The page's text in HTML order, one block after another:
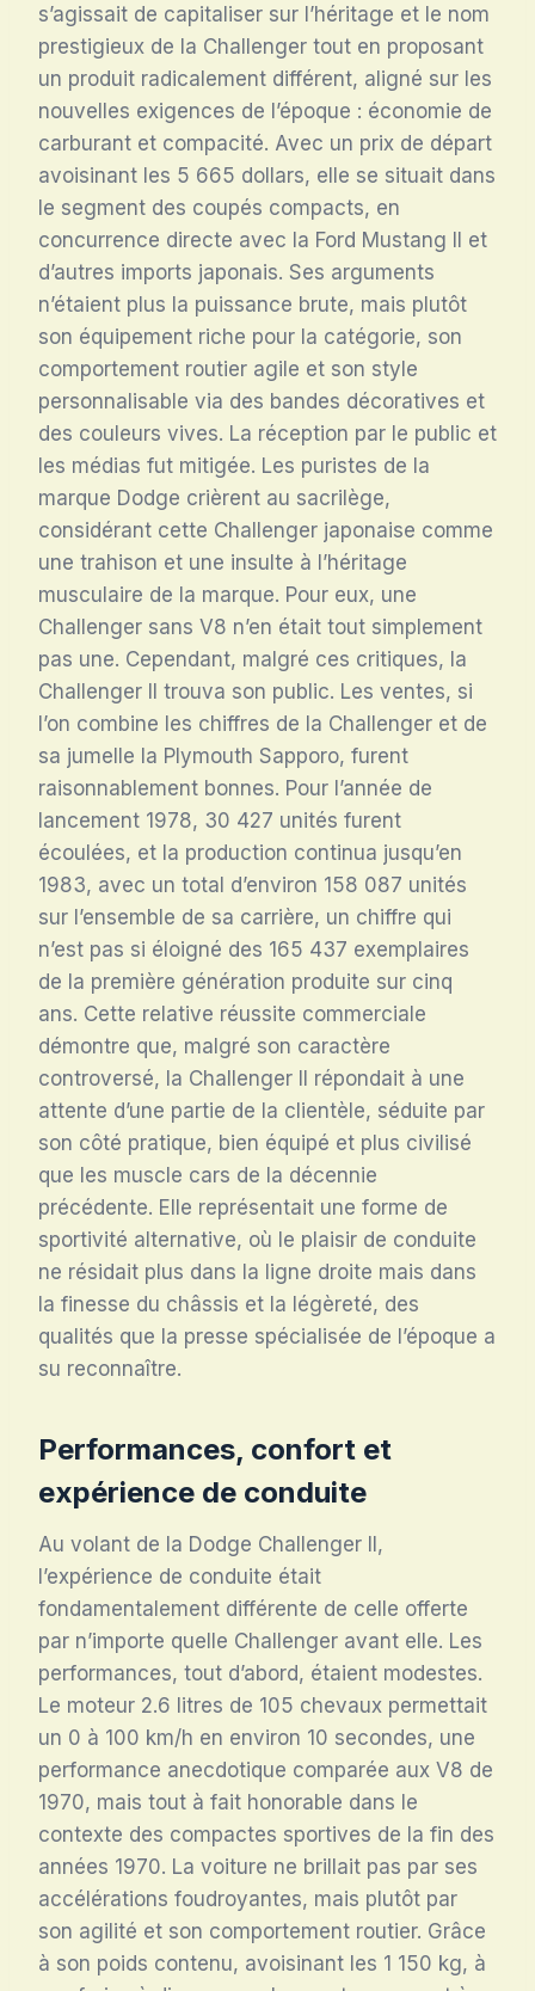
s’agissait de capitaliser sur l’héritage et le nom
prestigieux de la Challenger tout en proposant
un produit radicalement différent, aligné sur les
nouvelles exigences de l’époque : économie de
carburant et compacité. Avec un prix de départ
avoisinant les 5 665 dollars, elle se situait dans
le segment des coupés compacts, en
concurrence directe avec la Ford Mustang II et
d’autres imports japonais. Ses arguments
n’étaient plus la puissance brute, mais plutôt
son équipement riche pour la catégorie, son
comportement routier agile et son style
personnalisable via des bandes décoratives et
des couleurs vives. La réception par le public et
les médias fut mitigée. Les puristes de la
marque Dodge crièrent au sacrilège,
considérant cette Challenger japonaise comme
une trahison et une insulte à l’héritage
musculaire de la marque. Pour eux, une
Challenger sans V8 n’en était tout simplement
pas une. Cependant, malgré ces critiques, la
Challenger II trouva son public. Les ventes, si
l’on combine les chiffres de la Challenger et de
sa jumelle la Plymouth Sapporo, furent
raisonnablement bonnes. Pour l’année de
lancement 1978, 30 427 unités furent
écoulées, et la production continua jusqu’en
1983, avec un total d’environ 158 087 unités
sur l’ensemble de sa carrière, un chiffre qui
n’est pas si éloigné des 165 437 exemplaires
de la première génération produite sur cinq
ans. Cette relative réussite commerciale
démontre que, malgré son caractère
controversé, la Challenger II répondait à une
attente d’une partie de la clientèle, séduite par
son côté pratique, bien équipé et plus civilisé
que les muscle cars de la décennie
précédente. Elle représentait une forme de
sportivité alternative, où le plaisir de conduite
ne résidait plus dans la ligne droite mais dans
la finesse du châssis et la légèreté, des
qualités que la presse spécialisée de l’époque a
su reconnaître.
Performances, confort et
expérience de conduite
Au volant de la Dodge Challenger II,
l’expérience de conduite était
fondamentalement différente de celle offerte
par n’importe quelle Challenger avant elle. Les
performances, tout d’abord, étaient modestes.
Le moteur 2.6 litres de 105 chevaux permettait
un 0 à 100 km/h en environ 10 secondes, une
performance anecdotique comparée aux V8 de
1970, mais tout à fait honorable dans le
contexte des compactes sportives de la fin des
années 1970. La voiture ne brillait pas par ses
accélérations foudroyantes, mais plutôt par
son agilité et son comportement routier. Grâce
à son poids contenu, avoisinant les 1 150 kg, à